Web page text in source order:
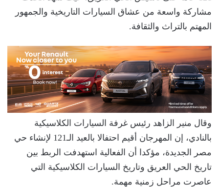
مشاركة واسعة من عشاق السيارات التاريخية والجمهور
المهتم بالتراث والثقافة.
وقال منير الزاهد رئيس غرفة السيارات الكلاسيكية
بالنادي، إن المهرجان أقيم احتفالا بالعيد الـ121 لإنشاء حي
مصر الجديدة، مؤكدا أن الفعالية استهدفت الربط بين
تاريخ الحي العريق وتاريخ السيارات الكلاسيكية التي
عاصرت مراحل زمنية مهمة.